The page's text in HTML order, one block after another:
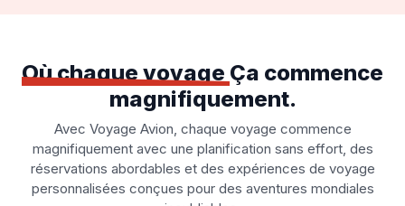
Où chaque voyage Ça commence
magnifiquement.
Avec Voyage Avion, chaque voyage commence
magnifiquement avec une planification sans effort, des
réservations abordables et des expériences de voyage
personnalisées conçues pour des aventures mondiales